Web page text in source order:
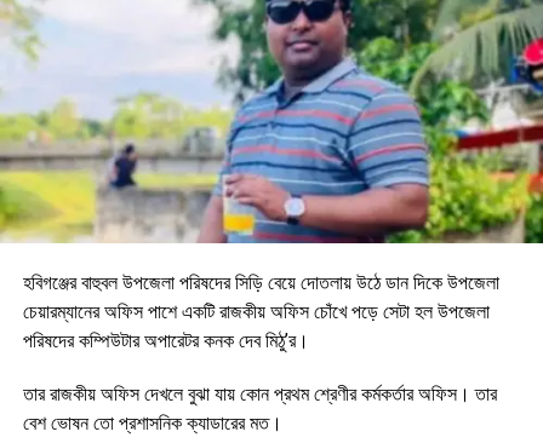
হবিগঞ্জের বাহুবল উপজেলা পরিষদের সিড়ি বেয়ে দোতলায় উঠে ডান দিকে উপজেলা
চেয়ারম্যানের অফিস পাশে একটি রাজকীয় অফিস চোঁখে পড়ে সেটা হল উপজেলা
পরিষদের কম্পিউটার অপারেটর কনক দেব মিঠু’র।
তার রাজকীয় অফিস দেখলে বুঝা যায় কোন প্রথম শ্রেণীর কর্মকর্তার অফিস। তার
বেশ ভোষন তো প্রশাসনিক ক্যাডারের মত।